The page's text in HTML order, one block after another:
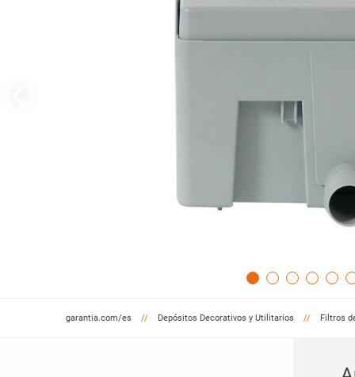
garantia.com/es Depósitos Decorativos y Utilitarios Filtros